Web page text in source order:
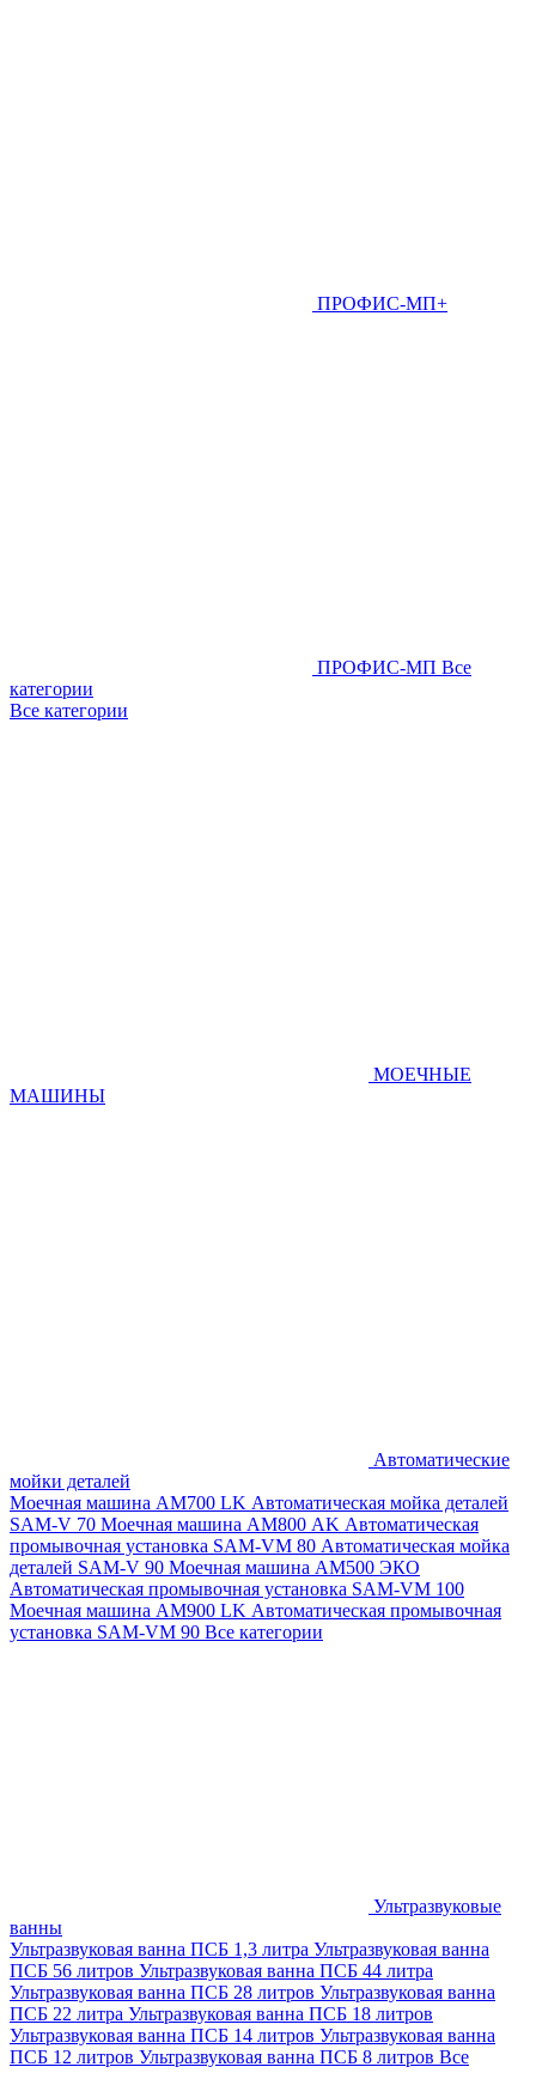
ПРОФИС-МП+
ПРОФИС-МП Все
категории
Все категории
МОЕЧНЫЕ
МАШИНЫ
Автоматические
мойки деталей
Моечная машина AM700 LK Автоматическая мойка деталей
SAM-V 70 Моечная машина АМ800 AK Автоматическая
промывочная установка SAM-VM 80 Автоматическая мойка
деталей SAM-V 90 Моечная машина АМ500 ЭКО
Автоматическая промывочная установка SAM-VM 100
Моечная машина AM900 LK Автоматическая промывочная
установка SAM-VM 90 Все категории
Ультразвуковые
ванны
Ультразвуковая ванна ПСБ 1,3 литра Ультразвуковая ванна
ПСБ 56 литров Ультразвуковая ванна ПСБ 44 литра
Ультразвуковая ванна ПСБ 28 литров Ультразвуковая ванна
ПСБ 22 литра Ультразвуковая ванна ПСБ 18 литров
Ультразвуковая ванна ПСБ 14 литров Ультразвуковая ванна
ПСБ 12 литров Ультразвуковая ванна ПСБ 8 литров Все